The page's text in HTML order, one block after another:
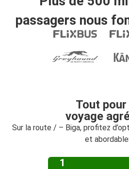
passagers nous
Tout pour
voyage
Sur la route / – Biga, profitez
et
1